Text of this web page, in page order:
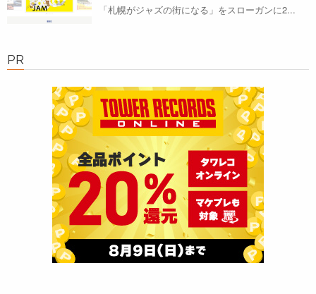
「札幌がジャズの街になる」をスローガンに2...
PR